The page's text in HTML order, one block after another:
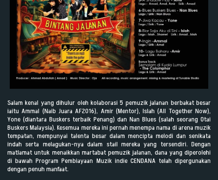
Salam kenal yang dihulur oleh kolaborasi 5 pemuzik jalanan berbakat besar
iaitu Ammal (Naib Juara AF2016), Amir (Mentor), Islah (All Together Now),
Yone (diantara Buskers terbaik Penang) dan Nan Blues (salah seorang Otai
Buskers Malaysia). Kesemua mereka ini pernah menempa nama di arena muzik
tempatan, mempunyai talenta besar dalam mencipta melodi dan senikata
indah serta melagukan-nya dalam stail mereka yang tersendiri. Dengan
matlamat untuk menaikkan martabat pemuzik jalanan, dana yang diperolehi
di bawah Program Pembiayaan Muzik indie CENDANA telah dipergunakan
dengan penuh manfaat.